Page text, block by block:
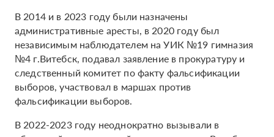
В 2014 и в 2023 году были назначены
административные аресты, в 2020 году был
независимым наблюдателем на УИК №19 гимназия
№4 г.Витебск, подавал заявление в прокуратуру и
следственный комитет по факту фальсификации
выборов, участвовал в маршах против
фальсификации выборов.
В 2022-2023 году неоднократно вызывали в